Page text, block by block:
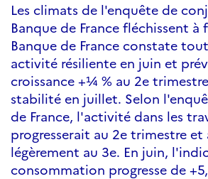
Les climats de l'enquête de
Banque de France fléchissent à
Banque de France constate
activité résiliente en juin et
croissance +¼ % au 2e
stabilité en juillet. Selon
de France, l'activité dans les
progresserait au 2e trimestre et
légèrement au 3e. En juin,
consommation progresse de